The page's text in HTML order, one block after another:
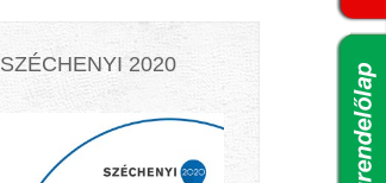
SZÉCHENYI 2020